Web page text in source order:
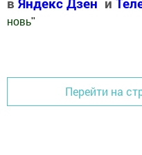
новь"
Перейти на